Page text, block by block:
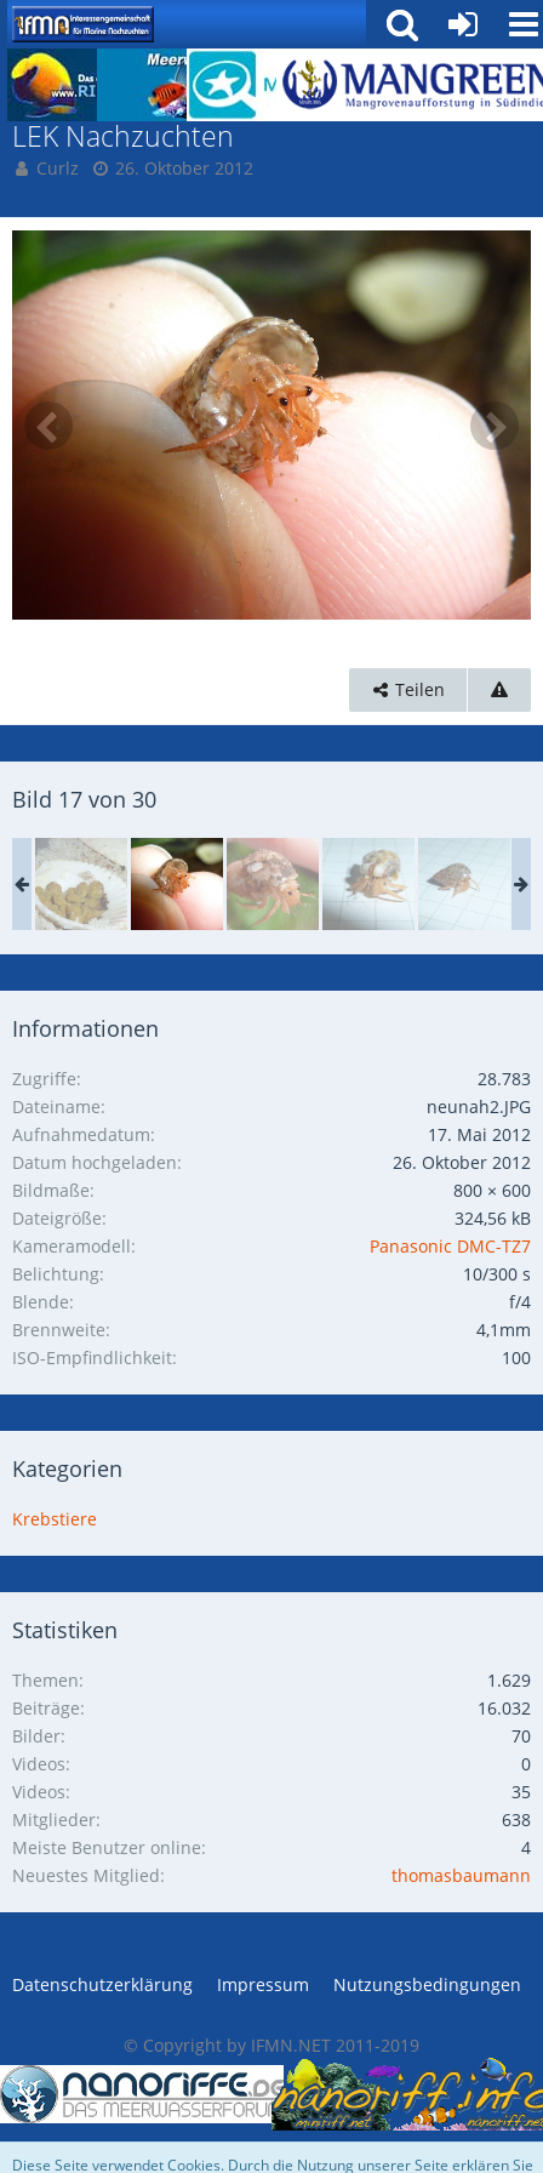
Curlz' Landeinsiedlerkrebs Bilderbuch
LEK Nachzuchten
Curlz 26. Oktober 2012
Teilen
Bild 17 von 30
Informationen
Zugriffe
28.783
Dateiname
neunah2.JPG
Aufnahmedatum
17. Mai 2012
Datum hochgeladen
26. Oktober 2012
Bildmaße
800 × 600
Dateigröße
324,56 kB
Kameramodell
Panasonic DMC-TZ7
Belichtung
10/300 s
Blende
f/4
Brennweite
4,1mm
ISO-Empfindlichkeit
100
Kategorien
Krebstiere
Statistiken
Themen
1.629
Beiträge
16.032
Bilder
70
Videos
0
Videos
35
Mitglieder
638
Meiste Benutzer online
4
Neuestes Mitglied
thomasbaumann
Datenschutzerklärung Impressum Nutzungsbedingungen
© Copyright by IFMN.NET 2011-2019
Community-Software: WoltLab Suite™
Diese Seite verwendet Cookies. Durch die Nutzung unserer Seite erklären Sie